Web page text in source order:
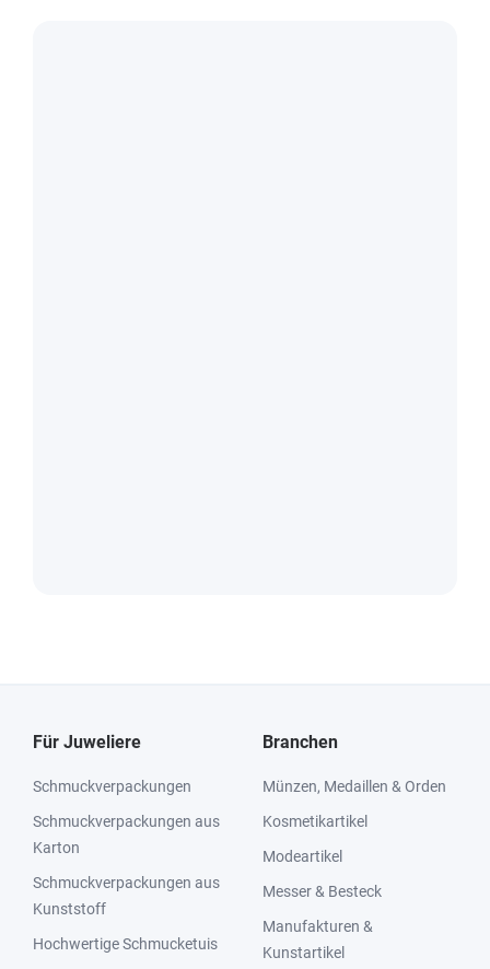
Für Juweliere
Schmuckverpackungen
Schmuckverpackungen aus
Karton
Schmuckverpackungen aus
Kunststoff
Hochwertige Schmucketuis
Branchen
Münzen, Medaillen & Orden
Kosmetikartikel
Modeartikel
Messer & Besteck
Manufakturen &
Kunstartikel